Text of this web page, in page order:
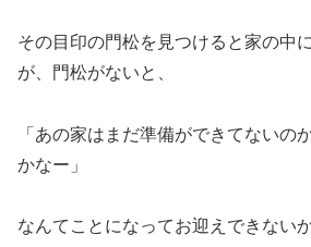
その目印の門松を見つけると家の中
が、門松がないと、
「あの家はまだ準備ができてないの
かなー」
なんてことになってお迎えできない